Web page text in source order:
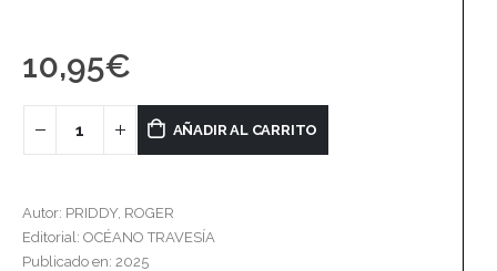
10,95€
AÑADIR AL CARRITO
Autor: PRIDDY, ROGER
Editorial: OCÉANO TRAVESÍA
Publicado en: 2025